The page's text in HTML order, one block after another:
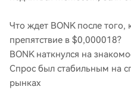
Что ждет BONK после того,
препятствие в $0,000018?
BONK наткнулся на
Спрос был стабильным на
рынках